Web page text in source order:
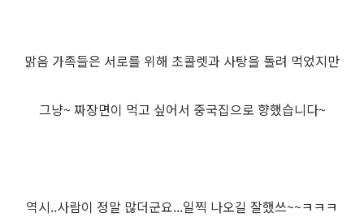
맑음 가족들은 서로를 위해 초콜렛과 사탕을 돌려 먹었지만
그냥~ 짜장면이 먹고 싶어서 중국집으로 향했습니다~
역시..사람이 정말 많더군요...일찍 나오길 잘했쓰~~ㅋㅋㅋ